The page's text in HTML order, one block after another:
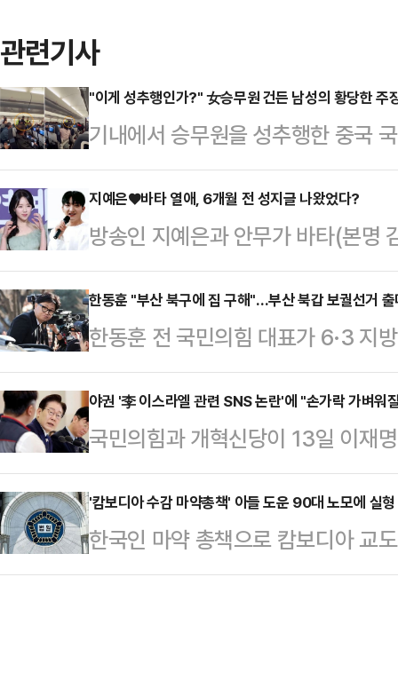
관련기사
"이게 성추행인가?" 女승무원 건든 남성의 황당한 주
기내에서 승무원을 성추행한 중국
일이 발생했다.10일(현지시간) 뉴
라룸푸르 국제공항에서 이륙을 준
안 요원들이 출동하는 소동이 발생
해 베이징으로 향할 예정이었다.승
중국 국적으로 추정되는 한 남성 승
건드렸다. 이에 승무원이 강하게 항
이며 적반하장식 태도를 보였…
지예은♥바타 열애, 6개월 전 성지글 나왔었다?
방송인 지예은과 안무가 바타(본명
전 올라온 성지글에 관심이 쏠리고
티에는 지예은과 바타를 언급하는
는 "바타 지예은 같은 교회 다녀서
냐?", "지예은 바타랑 잘 어울리지
는 남자", "지예은 바타랑 결혼할 거
재됐다.이날 엑스포츠뉴스는 같은
사람이 …
한동훈 "부산 북구에 집 구해"…부산 북갑 보궐선거 출
한동훈 전 국민의힘 대표가 6·3 지
원 보궐선거 출마를 사실상 공식화
스북에 "얼마 전 부산 북구 만덕에
났던 그 조용하고 살기 좋은 곳"이
다"고 밝혔다.정치권에서는 한 전
과 대화하는 장면을 공개하고, 최근
에 대해 "저는 노래 가사처럼 읽기
역구 출마를 …
야권 '李 이스라엘 관련 SNS 논란'에 "손가락 가벼워
국민의힘과 개혁신당이 13일 이재
지'에 대한 경고를 일제히 쏟아냈다
영상을 토대로 이스라엘을 비난했
한 상황에 대해 "대통령의 손가락
한다"는 질타도 나왔다.이 대통령
'캄보디아 수감 마약총책' 아들 도운 90대 노모에 실
한국인 마약 총책으로 캄보디아 교
대 노모가 실형을 선고받았다.13일